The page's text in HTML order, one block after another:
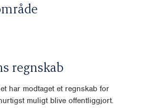
regnskab
har modtaget et regnskab for
muligt blive offentliggjort.